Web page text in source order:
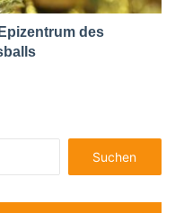
des
nach: